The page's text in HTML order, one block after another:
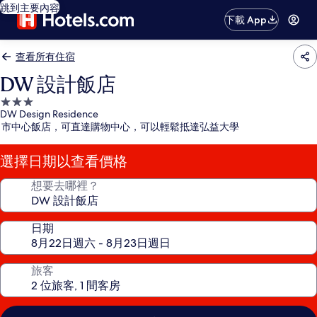
跳到主要內容
下載 App
查看所有住宿
DW 設計飯店
3.0
星
級
住
宿
DW Design Residence
市中心飯店，可直達購物中心，可以輕鬆抵達弘益大學
選擇日期以查看價格
想要去哪裡？
日期
旅客